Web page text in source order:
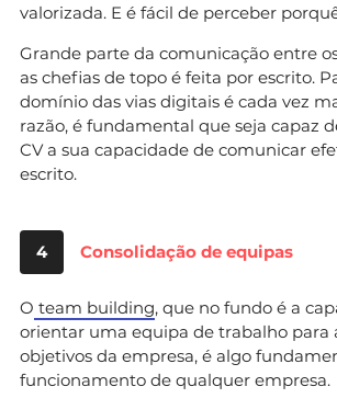
valorizada. E é fácil de perceber
Grande parte da comunicação entre
as chefias de topo é feita por escrito.
domínio das vias digitais é cada vez
razão, é fundamental que seja capaz
CV a sua capacidade de comunicar
escrito.
4 Consolidação de equipas
O team building, que no fundo é a
orientar uma equipa de trabalho para
objetivos da empresa, é algo
funcionamento de qualquer empresa.